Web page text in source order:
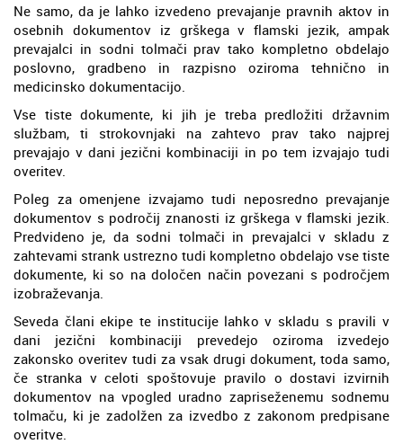
Ne samo, da je lahko izvedeno prevajanje pravnih aktov in
osebnih dokumentov iz grškega v flamski jezik, ampak
prevajalci in sodni tolmači prav tako kompletno obdelajo
poslovno, gradbeno in razpisno oziroma tehnično in
medicinsko dokumentacijo.
Vse tiste dokumente, ki jih je treba predložiti državnim
službam, ti strokovnjaki na zahtevo prav tako najprej
prevajajo v dani jezični kombinaciji in po tem izvajajo tudi
overitev.
Poleg za omenjene izvajamo tudi neposredno prevajanje
dokumentov s področij znanosti iz grškega v flamski jezik.
Predvideno je, da sodni tolmači in prevajalci v skladu z
zahtevami strank ustrezno tudi kompletno obdelajo vse tiste
dokumente, ki so na določen način povezani s področjem
izobraževanja.
Seveda člani ekipe te institucije lahko v skladu s pravili v
dani jezični kombinaciji prevedejo oziroma izvedejo
zakonsko overitev tudi za vsak drugi dokument, toda samo,
če stranka v celoti spoštovuje pravilo o dostavi izvirnih
dokumentov na vpogled uradno zapriseženemu sodnemu
tolmaču, ki je zadolžen za izvedbo z zakonom predpisane
overitve.